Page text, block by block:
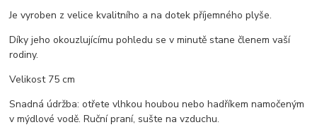
Je vyroben z velice kvalitního a na dotek příjemného plyše.
Díky jeho okouzlujícímu pohledu se v minutě stane členem vaší
rodiny.
Velikost 75 cm
Snadná údržba: otřete vlhkou houbou nebo hadříkem namočeným
v mýdlové vodě. Ruční praní, sušte na vzduchu.